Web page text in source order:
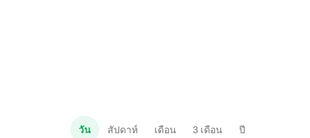
วัน สัปดาห์ เดือน 3 เดือน ปี